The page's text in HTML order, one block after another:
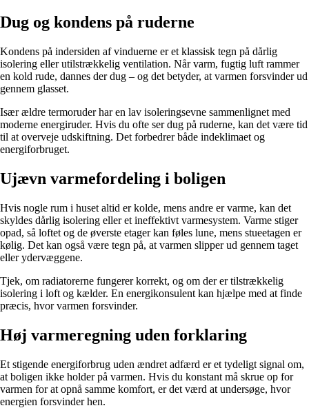
Dug og kondens på ruderne
Kondens på indersiden af vinduerne er et klassisk tegn på dårlig
isolering eller utilstrækkelig ventilation. Når varm, fugtig luft rammer
en kold rude, dannes der dug – og det betyder, at varmen forsvinder ud
gennem glasset.
Især ældre termoruder har en lav isoleringsevne sammenlignet med
moderne energiruder. Hvis du ofte ser dug på ruderne, kan det være tid
til at overveje udskiftning. Det forbedrer både indeklimaet og
energiforbruget.
Ujævn varmefordeling i boligen
Hvis nogle rum i huset altid er kolde, mens andre er varme, kan det
skyldes dårlig isolering eller et ineffektivt varmesystem. Varme stiger
opad, så loftet og de øverste etager kan føles lune, mens stueetagen er
kølig. Det kan også være tegn på, at varmen slipper ud gennem taget
eller ydervæggene.
Tjek, om radiatorerne fungerer korrekt, og om der er tilstrækkelig
isolering i loft og kælder. En energikonsulent kan hjælpe med at finde
præcis, hvor varmen forsvinder.
Høj varmeregning uden forklaring
Et stigende energiforbrug uden ændret adfærd er et tydeligt signal om,
at boligen ikke holder på varmen. Hvis du konstant må skrue op for
varmen for at opnå samme komfort, er det værd at undersøge, hvor
energien forsvinder hen.